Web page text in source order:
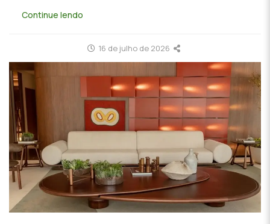
Continue lendo
16 de julho de 2026